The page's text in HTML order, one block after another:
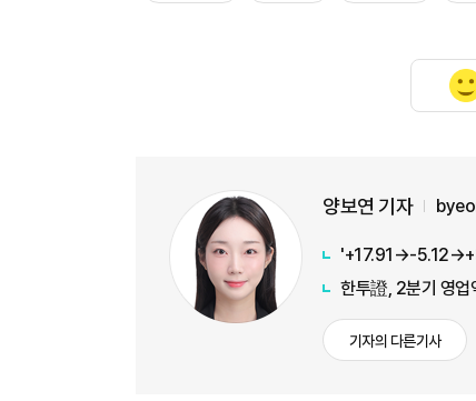
양보연 기자
한투證, 2분기 영업
기자의 다른기사